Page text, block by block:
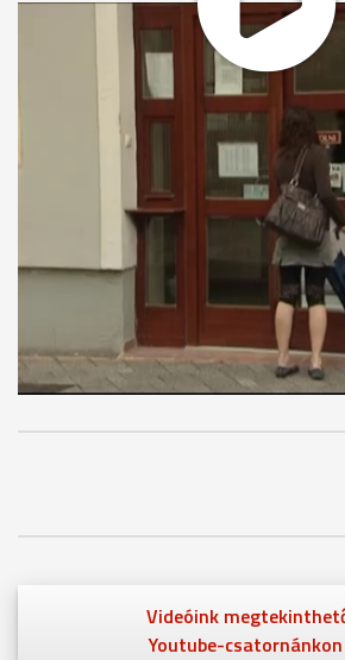
A Kossuth utcai patika működésének
elsején járt le, azóta ismét fogadja a
a helyzet még mindig bizonytalan, úgy
óta nem jött gyógyszerszállítmány,
szünet alatt a vásárlók is elmaradoztak.
gyógyszertár június 11. után nyithat ki
szerint a tulajdonos egyelőre nem kérte
meghosszabbítását. A tulajdonos
ezért kérelmezte korábban a patikák
MEGOSZTÁS
Videóink
Youtube-